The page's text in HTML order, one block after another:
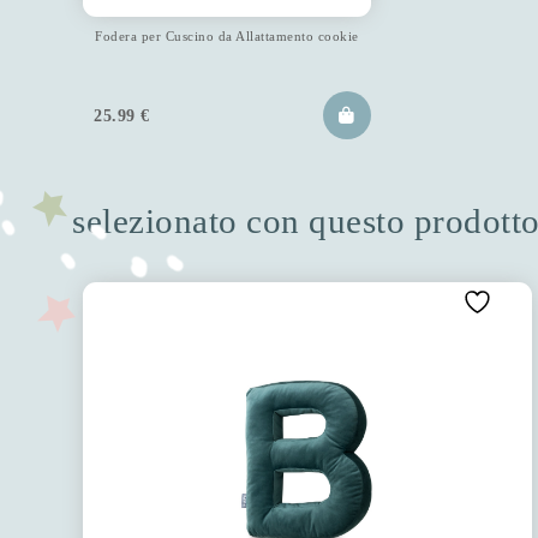
Fodera per Cuscino da Allattamento cookie
25.99 €
selezionato con questo